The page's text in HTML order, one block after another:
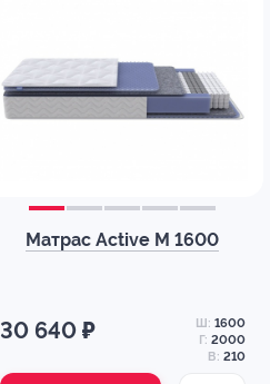
Матрас Active M 1600
30 640 ₽ Ш: 1600
Г: 2000
В: 210